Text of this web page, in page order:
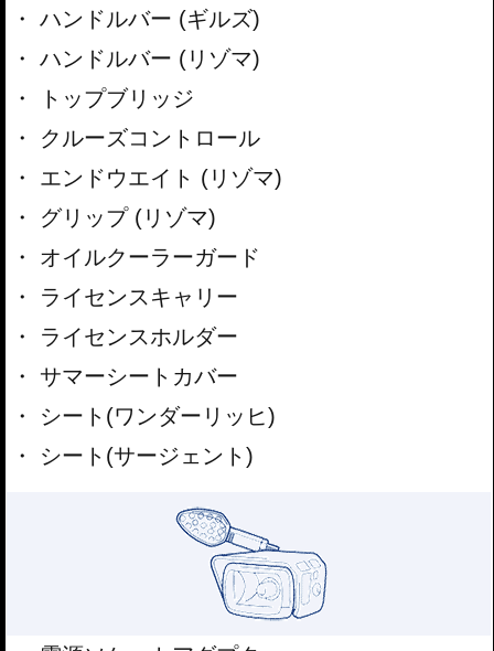
ハンドルバー (ギルズ)
ハンドルバー (リゾマ)
トップブリッジ
クルーズコントロール
エンドウエイト (リゾマ)
グリップ (リゾマ)
オイルクーラーガード
ライセンスキャリー
ライセンスホルダー
サマーシートカバー
シート(ワンダーリッヒ)
シート(サージェント)